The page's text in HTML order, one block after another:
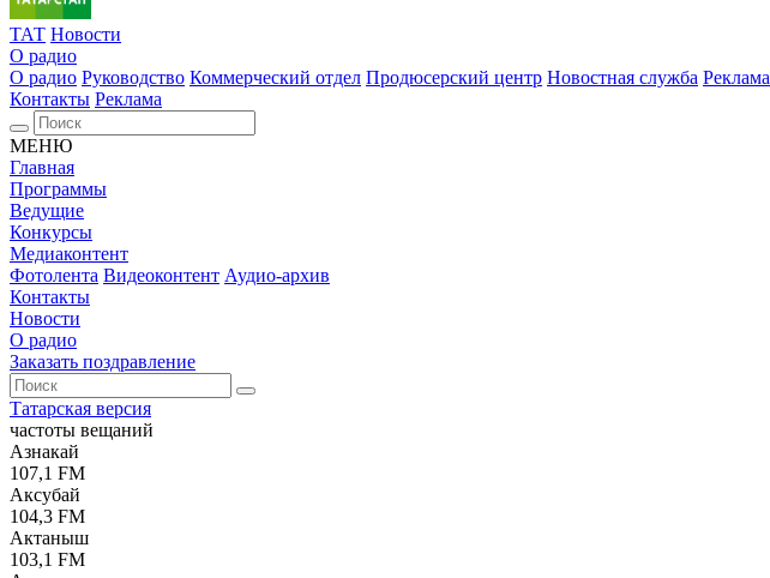
ТАТ Новости
О радио
О радио Руководство Коммерческий отдел Продюсерский центр Новостная служба Реклама
Контакты Реклама
МЕНЮ
Главная
Программы
Ведущие
Конкурсы
Медиаконтент
Фотолента Видеоконтент Аудио-архив
Контакты
Новости
О радио
Заказать поздравление
Татарская версия
частоты вещаний
Азнакай
107,1 FM
Аксубай
104,3 FM
Актаныш
103,1 FM